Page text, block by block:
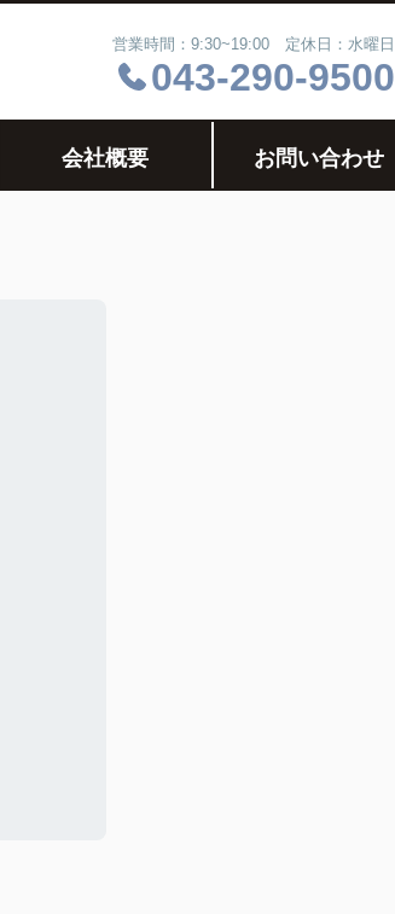
営業時間：9:30~19:00 定休日：水曜日
043-290-9500
会社概要 お問い合わせ